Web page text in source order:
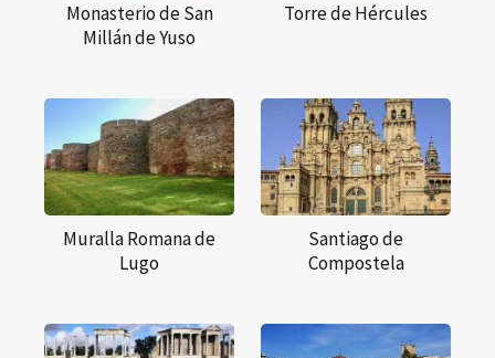
Monasterio de San
Millán de Yuso
Torre de Hércules
Muralla Romana de
Lugo
Santiago de
Compostela